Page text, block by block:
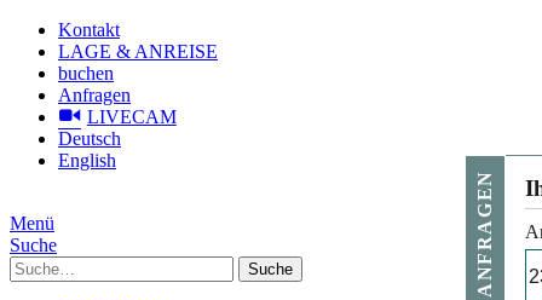
Kontakt
LAGE & ANREISE
buchen
Anfragen
LIVECAM
Deutsch
English
Menü
Suche
Suche
ANFRAGEN